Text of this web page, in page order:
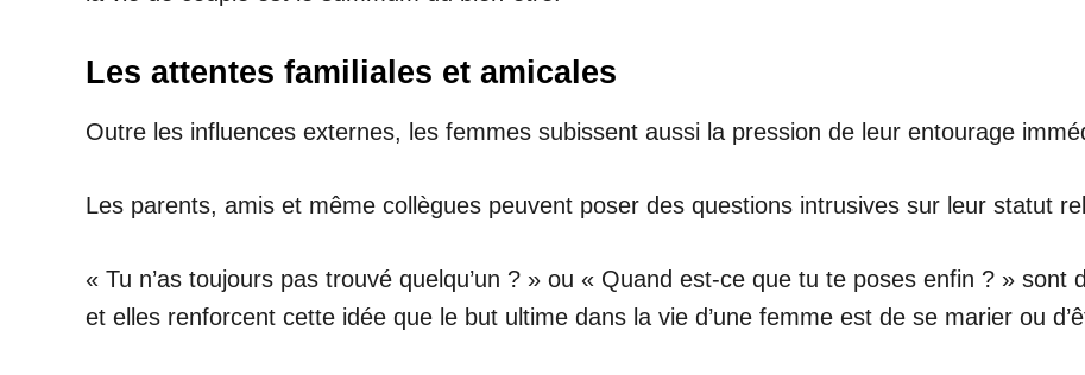
Les attentes familiales et amicales
Outre les influences externes, les femmes subissent aussi la pression de leur entourage
Les parents, amis et même collègues peuvent poser des questions intrusives sur leur statut
« Tu n’as toujours pas trouvé quelqu’un ? » ou « Quand est-ce que tu te poses enfin ? »
et elles renforcent cette idée que le but ultime dans la vie d’une femme est de se marier ou